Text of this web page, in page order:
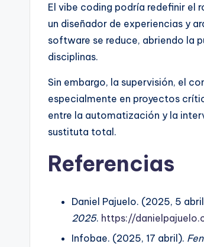
El vibe coding podría redefinir el
un diseñador de experiencias y
software se reduce, abriendo la
disciplinas.
Sin embargo, la supervisión, el
especialmente en proyectos
entre la automatización y la
sustituta total.
Referencias
Daniel Pajuelo. (2025, 5
2025. https://
Infobae. (2025, 17 abril).